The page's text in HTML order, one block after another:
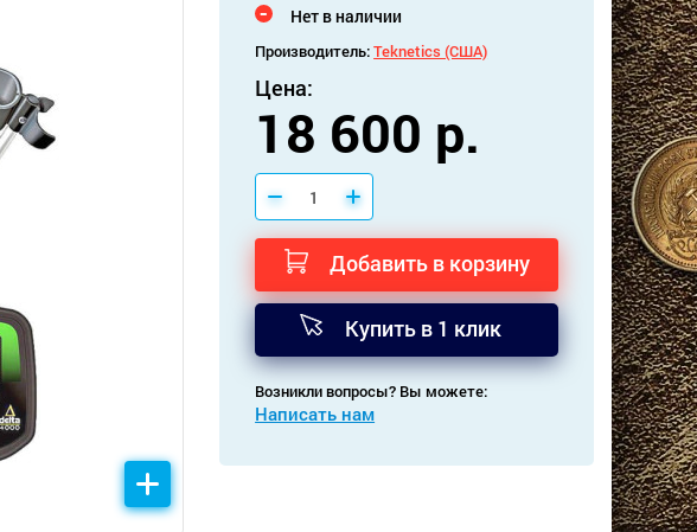
Нет в наличии
Производитель:Teknetics (США)
Цена:
18 600 р.
Добавить в корзину
Купить в 1 клик
Возникли вопросы? Вы можете:
Написать нам